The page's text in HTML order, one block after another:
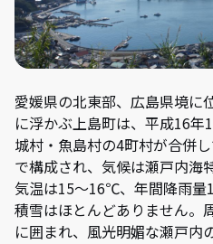
愛媛県の北東部、広島県境に
に浮かぶ上島町は、平成16
城村・魚島村の4町村が合併
で構成され、気候は瀬戸内海
気温は15～16℃、年間降雨量
積雪はほとんどありません。
に囲まれ、風光明媚な瀬戸内